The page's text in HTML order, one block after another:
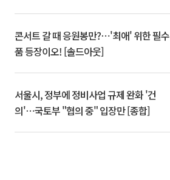
콘서트 갈 때 응원봉만?⋯'최애' 위한 필수
품 등장이오! [솔드아웃]
서울시, 정부에 정비사업 규제 완화 '건
의'⋯국토부 "협의 중" 입장만 [종합]